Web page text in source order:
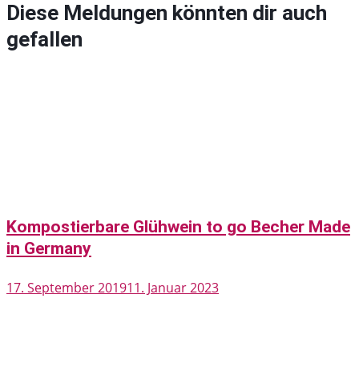
Diese Meldungen könnten dir auch
gefallen
Kompostierbare Glühwein to go Becher Made
in Germany
17. September 201911. Januar 2023